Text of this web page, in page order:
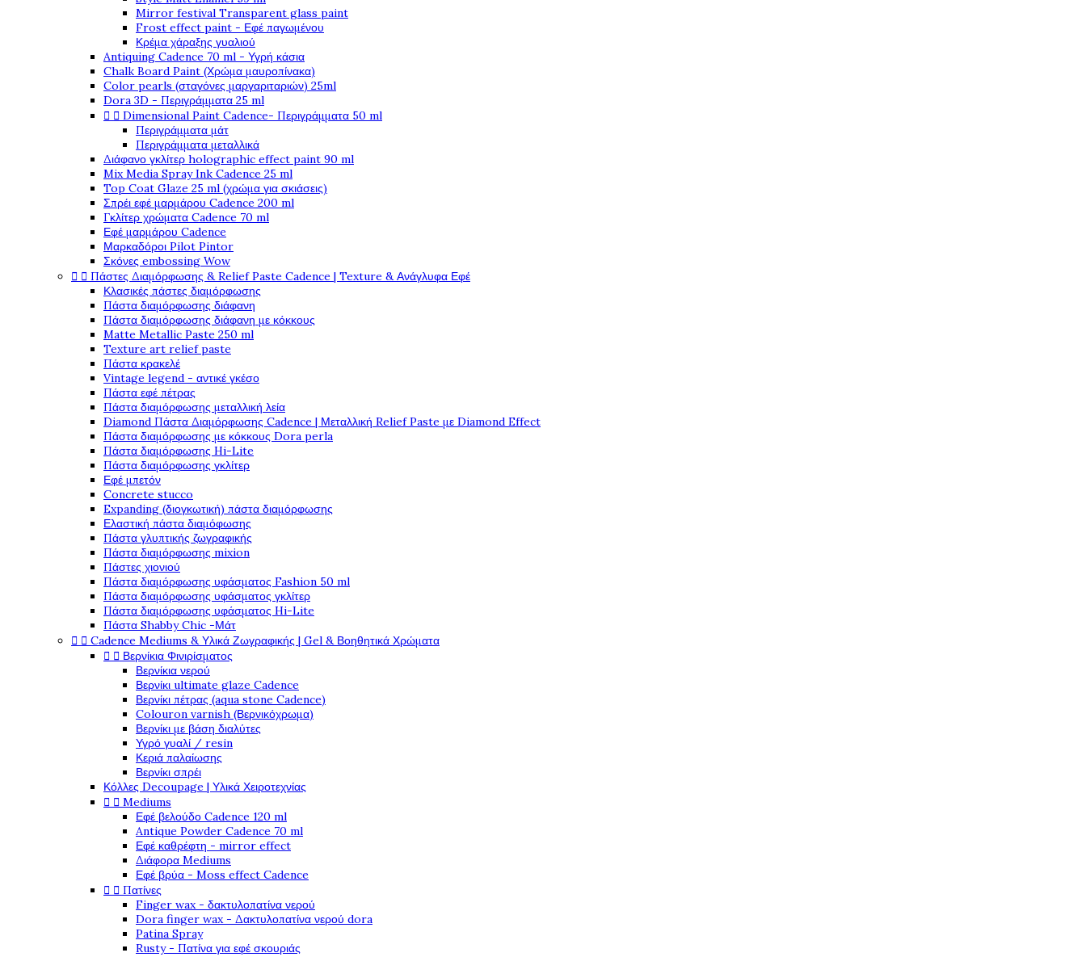
Mirror festival Transparent glass paint
Frost effect paint - Εφέ παγωμένου
Κρέμα χάραξης γυαλιού
Antiquing Cadence 70 ml - Υγρή κάσια
Chalk Board Paint (Χρώμα μαυροπίνακα)
Color pearls (σταγόνες μαργαριταριών) 25ml
Dora 3D - Περιγράμματα 25 ml
  Dimensional Paint Cadence- Περιγράμματα 50 ml
Περιγράμματα μάτ
Περιγράμματα μεταλλικά
Διάφανο γκλίτερ holographic effect paint 90 ml
Mix Media Spray Ink Cadence 25 ml
Top Coat Glaze 25 ml (χρώμα για σκιάσεις)
Σπρέι εφέ μαρμάρου Cadence 200 ml
Γκλίτερ χρώματα Cadence 70 ml
Εφέ μαρμάρου Cadence
Μαρκαδόροι Pilot Pintor
Σκόνες embossing Wow
  Πάστες Διαμόρφωσης & Relief Paste Cadence | Texture & Ανάγλυφα Εφέ
Κλασικές πάστες διαμόρφωσης
Πάστα διαμόρφωσης διάφανη
Πάστα διαμόρφωσης διάφανη με κόκκους
Matte Metallic Paste 250 ml
Texture art relief paste
Πάστα κρακελέ
Vintage legend - αντικέ γκέσο
Πάστα εφέ πέτρας
Πάστα διαμόρφωσης μεταλλική λεία
Diamond Πάστα Διαμόρφωσης Cadence | Μεταλλική Relief Paste με Diamond Effect
Πάστα διαμόρφωσης με κόκκους Dora perla
Πάστα διαμόρφωσης Hi-Lite
Πάστα διαμόρφωσης γκλίτερ
Εφέ μπετόν
Concrete stucco
Expanding (διογκωτική) πάστα διαμόρφωσης
Ελαστική πάστα διαμόφωσης
Πάστα γλυπτικής ζωγραφικής
Πάστα διαμόρφωσης mixion
Πάστες χιονιού
Πάστα διαμόρφωσης υφάσματος Fashion 50 ml
Πάστα διαμόρφωσης υφάσματος γκλίτερ
Πάστα διαμόρφωσης υφάσματος Hi-Lite
Πάστα Shabby Chic -Μάτ
  Cadence Mediums & Υλικά Ζωγραφικής | Gel & Βοηθητικά Χρώματα
  Βερνίκια Φινιρίσματος
Βερνίκια νερού
Βερνίκι ultimate glaze Cadence
Βερνίκι πέτρας (aqua stone Cadence)
Colouron varnish (Βερνικόχρωμα)
Βερνίκι με βάση διαλύτες
Υγρό γυαλί / resin
Κεριά παλαίωσης
Βερνίκι σπρέι
Κόλλες Decoupage | Υλικά Χειροτεχνίας
  Mediums
Εφέ βελούδο Cadence 120 ml
Antique Powder Cadence 70 ml
Εφέ καθρέφτη - mirror effect
Διάφορα Mediums
Εφέ βρύα - Moss effect Cadence
  Πατίνες
Finger wax - δακτυλοπατίνα νερού
Dora finger wax - Δακτυλοπατίνα νερού dora
Patina Spray
Rusty - Πατίνα για εφέ σκουριάς